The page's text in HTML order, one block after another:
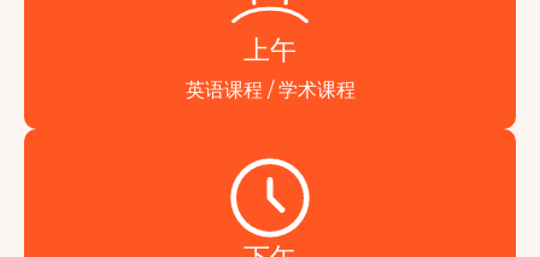
上午
英语课程 / 学术课程